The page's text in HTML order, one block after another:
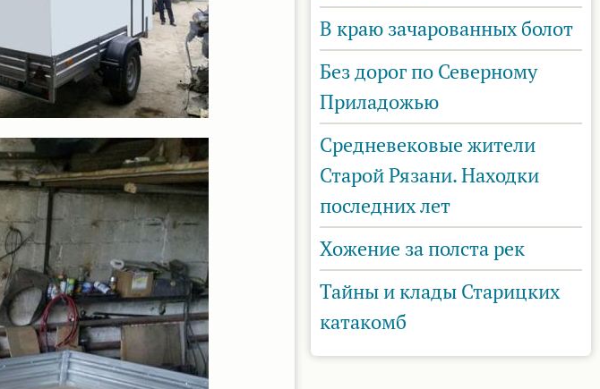
В краю зачарованных болот
Без дорог по Северному
Приладожью
Средневековые жители
Старой Рязани. Находки
последних лет
Хожение за полста рек
Тайны и клады Старицких
катакомб